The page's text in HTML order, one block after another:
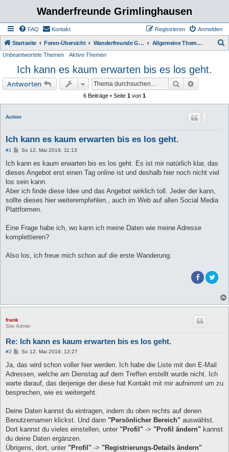
Wanderfreunde Grimlinghausen
FAQ Kontakt Anmelden
Registrieren
Startseite Foren-Übersicht Wanderfreunde Grimmlinghausen Allgemeine Themen / Diskussionen
Unbeantwortete Themen Aktive Themen
Ich kann es kaum erwarten bis es los geht.
Antworten Suche
6 Beiträge • Seite 1 von 1
Achim
Ich kann es kaum erwarten bis es los geht.
#1
B
i
r
a
So 12. Mai 2019, 11:13
Ich kann es kaum erwarten bis es los geht. Es ist mir natürlich klar, das
dieses Angebot erst einen Tag online ist und deshalb hier noch nicht viel
los sein kann.
Aber ich finde diese Idee und das Angebot wirklich toll. Jeder der kann,
sollte dieses hier weiterempfehlen., auch im Web auf allen Social Media
Plattformen.
Eine Frage habe ich, wo kann ich meine Daten wie meine Adresse
komplettieren?
Also los, ich freue mich schon auf die erste Wanderung.
frank
Site Admin
Re: Ich kann es kaum erwarten bis es los geht.
#2
B
i
r
a
So 12. Mai 2019, 12:27
Ja, das wird schon voller hier werden. Ich habe die Liste mit den E-Mail
Adressen, welche am Dienstag auf dem Treffen erstellt wurde nicht. Ich
warte darauf, das derjenige der diese hat Kontakt mit mir aufnimmt um zu
besprechen, wie es weitergeht.
Deine Daten kannst du eintragen, indem du oben rechts auf denen
Benutzernamen klickst. Und dann "Persönlicher Bereich" auswählst.
Dort kannst du vieles einstellen, unter "Profil" -> "Profil ändern" kannst
du deine Daten ergänzen.
Übrigens, dort, unter "Profil" -> "Registrierungs-Details ändern"